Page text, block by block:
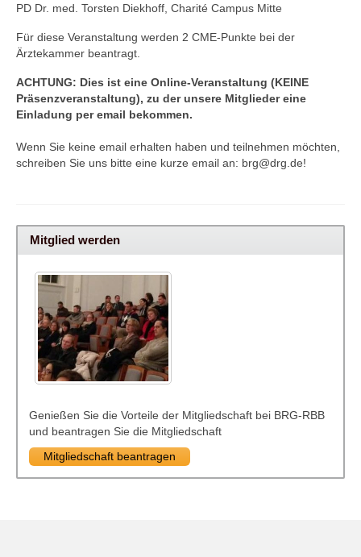
PD Dr. med. Torsten Diekhoff, Charité Campus Mitte
Für diese Veranstaltung werden 2 CME-Punkte bei der
Ärztekammer beantragt.
ACHTUNG: Dies ist eine Online-Veranstaltung (KEINE
Präsenzveranstaltung), zu der unsere Mitglieder eine
Einladung per email bekommen.
Wenn Sie keine email erhalten haben und teilnehmen möchten,
schreiben Sie uns bitte eine kurze email an: brg@drg.de!
Mitglied werden
Genießen Sie die Vorteile der Mitgliedschaft bei BRG-RBB
und beantragen Sie die Mitgliedschaft
Mitgliedschaft beantragen